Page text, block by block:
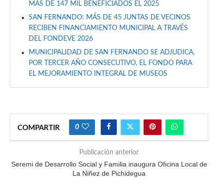
MÁS DE 147 MIL BENEFICIADOS EL 2025
SAN FERNANDO: MÁS DE 45 JUNTAS DE VECINOS
RECIBEN FINANCIAMIENTO MUNICIPAL A TRAVÉS
DEL FONDEVE 2026
MUNICIPALIDAD DE SAN FERNANDO SE ADJUDICA,
POR TERCER AÑO CONSECUTIVO, EL FONDO PARA
EL MEJORAMIENTO INTEGRAL DE MUSEOS
COMPARTIR 0
Publicación anterior
Seremi de Desarrollo Social y Familia inaugura Oficina Local de
La Niñez de Pichidegua